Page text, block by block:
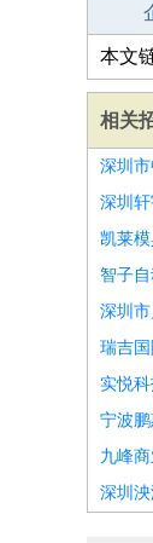
本文
相关
深圳
深圳
凯莱
智子
深圳
瑞吉
实悦
宁波
九峰
深圳